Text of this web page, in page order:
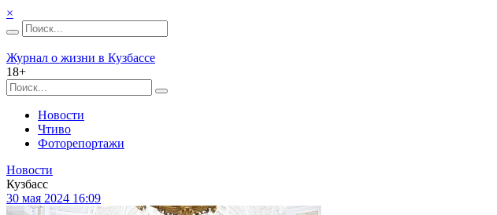
×
Журнал о жизни в Кузбассе
18+
Новости
Чтиво
Фоторепортажи
Новости
Кузбасс
30 мая 2024 16:09